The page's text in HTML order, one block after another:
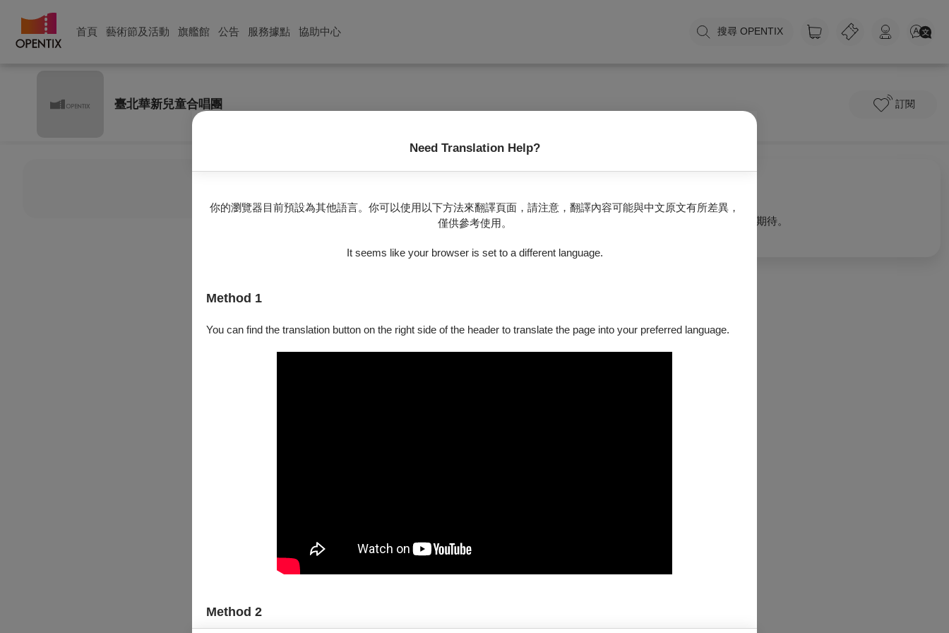
首頁 藝術節及活動 旗艦館 公告 服務據點 協助中心 搜尋 OPENTIX
Need Translation Help?
你的瀏覽器目前預設為其他語言。你可以使用以下方法來翻譯頁面，請注意，翻譯內容可能與中文原文有所差異，
僅供參考使用。
It seems like your browser is set to a different language.
Method 1
You can find the translation button on the right side of the header to translate the page into your preferred language.
Method 2
臺北華新兒童合唱團 訂閱